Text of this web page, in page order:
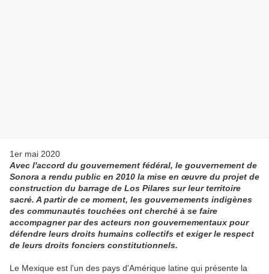
1er mai 2020
Avec l'accord du gouvernement fédéral, le gouvernement de
Sonora a rendu public en 2010 la mise en œuvre du projet de
construction du barrage de Los Pilares sur leur territoire
sacré. A partir de ce moment, les gouvernements indigènes
des communautés touchées ont cherché à se faire
accompagner par des acteurs non gouvernementaux pour
défendre leurs droits humains collectifs et exiger le respect
de leurs droits fonciers constitutionnels.
Le Mexique est l'un des pays d'Amérique latine qui présente la